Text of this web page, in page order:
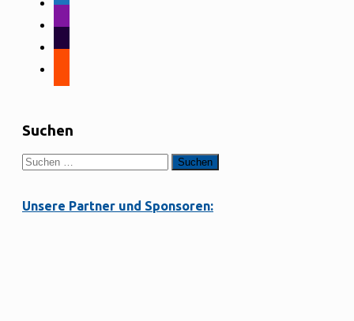
Suchen
Suchen
nach:
Unsere Partner und Sponsoren: